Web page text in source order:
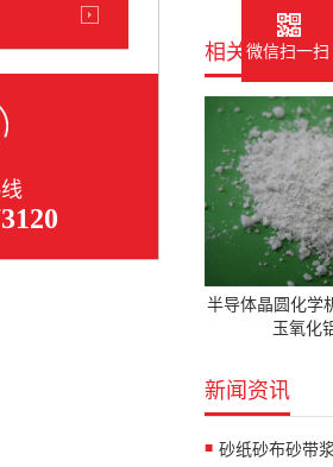
相关产品
半导体晶圆化学
玉氧化
新闻资讯
微信扫一扫